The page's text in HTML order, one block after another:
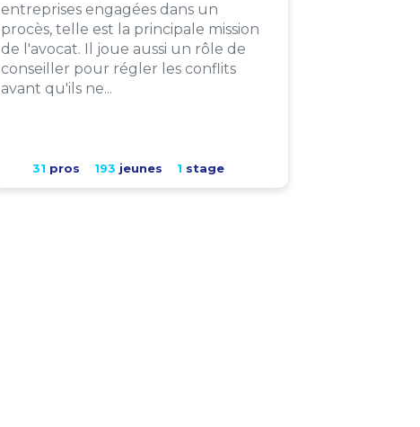
entreprises engagées dans un
procès, telle est la principale mission
de l'avocat. Il joue aussi un rôle de
conseiller pour régler les conflits
avant qu'ils ne...
31 pros 193 jeunes 1 stage